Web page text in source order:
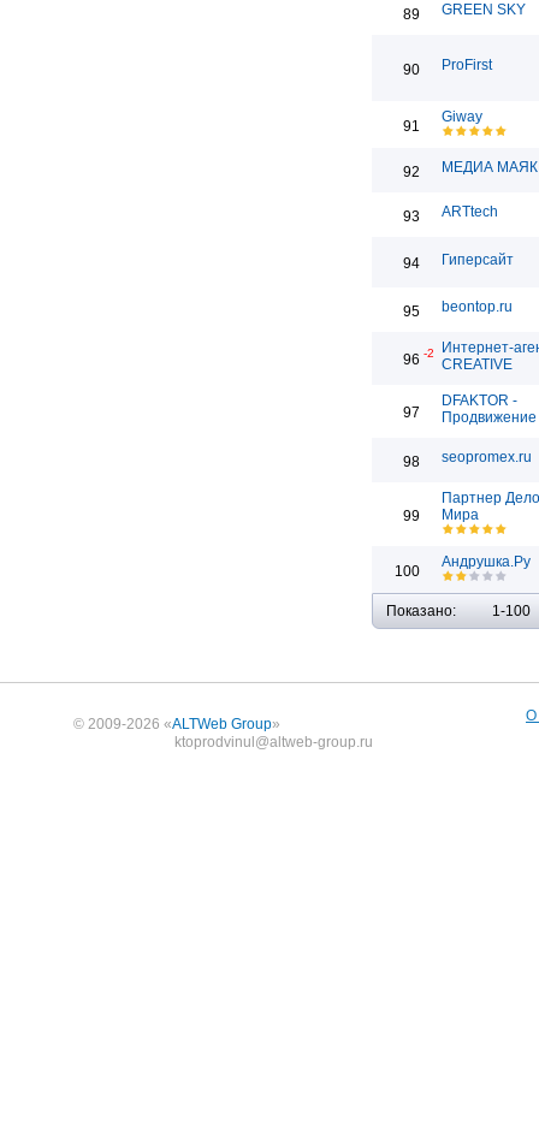
89 GREEN SKY
90 ProFirst
91
Giway
92 МЕДИА МАЯК
93 ARTtech
94 Гиперсайт
95 beontop.ru
96 -2
Интернет-
CREATIVE
97
DFAKTOR -
Продвижение
98 seopromex.ru
99
Партнер
Мира
100
Андрушка.Ру
Показано: 1-100
© 2009-2026 «ALTWeb Group»
ktoprodvinul@altweb-group.ru
О